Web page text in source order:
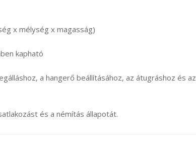
x mélység x magasság)
kapható
a hangerő beállításához, az átugráshoz és az
és a némítás állapotát.